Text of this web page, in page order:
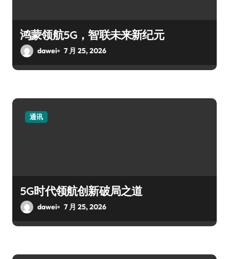
鸿蒙领航5G，智联未来新纪元
dawei 7 月 25, 2026
通讯
5G时代领航创新破局之道
dawei 7 月 25, 2026